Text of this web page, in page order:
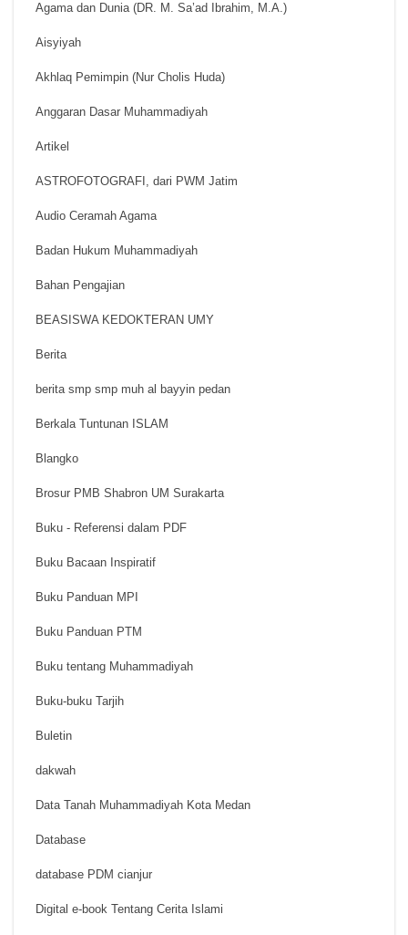
Agama dan Dunia (DR. M. Sa’ad Ibrahim, M.A.)
Aisyiyah
Akhlaq Pemimpin (Nur Cholis Huda)
Anggaran Dasar Muhammadiyah
Artikel
ASTROFOTOGRAFI, dari PWM Jatim
Audio Ceramah Agama
Badan Hukum Muhammadiyah
Bahan Pengajian
BEASISWA KEDOKTERAN UMY
Berita
berita smp smp muh al bayyin pedan
Berkala Tuntunan ISLAM
Blangko
Brosur PMB Shabron UM Surakarta
Buku - Referensi dalam PDF
Buku Bacaan Inspiratif
Buku Panduan MPI
Buku Panduan PTM
Buku tentang Muhammadiyah
Buku-buku Tarjih
Buletin
dakwah
Data Tanah Muhammadiyah Kota Medan
Database
database PDM cianjur
Digital e-book Tentang Cerita Islami